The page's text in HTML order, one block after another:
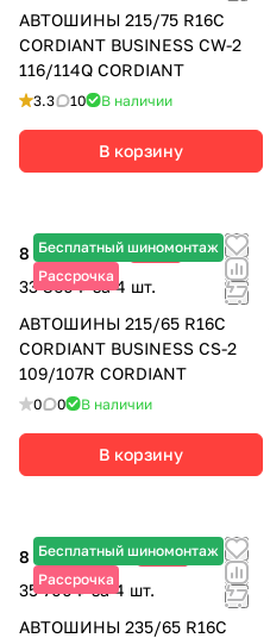
АВТОШИНЫ 215/75 R16C
CORDIANT BUSINESS CW-2
116/114Q CORDIANT
3.3 10 В наличии
В корзину
Бесплатный шиномонтаж
Рассрочка
8 465 ₽9 960 ₽ -15%
33 860 ₽ за 4 шт.
АВТОШИНЫ 215/65 R16C
CORDIANT BUSINESS CS-2
109/107R CORDIANT
0 0 В наличии
В корзину
Бесплатный шиномонтаж
Рассрочка
8 925 ₽10 260 ₽ -13%
35 700 ₽ за 4 шт.
АВТОШИНЫ 235/65 R16C